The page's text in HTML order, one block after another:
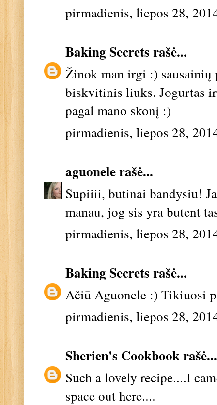
pirmadienis, liepos 28,
Baking Secrets rašė...
Žinok man irgi :) sausainių
biskvitinis liuks. Jogurtas
pagal mano skonį :)
pirmadienis, liepos 28,
aguonelerašė...
Supiiii, butinai bandysiu!
manau, jog sis yra butent
pirmadienis, liepos 28,
Baking Secrets rašė...
Ačiū Aguonele :) Tikiuosi
pirmadienis, liepos 28,
Sherien's Cookbookrašė...
Such a lovely recipe....I
space out here....